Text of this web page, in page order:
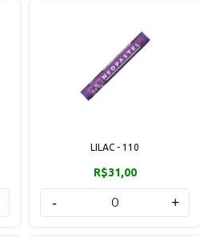
LILAC - 110
R$31,00
- +